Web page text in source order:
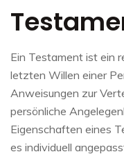
Ein Testament ist ein
letzten Willen einer
Anweisungen zur
persönliche
Eigenschaften eines
es individuell